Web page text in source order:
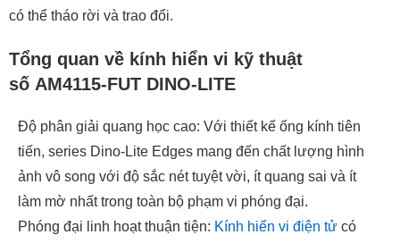
có thể tháo rời và trao đổi.
Tổng quan về kính hiển vi kỹ thuật
số AM4115-FUT DINO-LITE
Độ phân giải quang học cao: Với thiết kế ống kính tiên
tiến, series Dino-Lite Edges mang đến chất lượng hình
ảnh vô song với độ sắc nét tuyệt vời, ít quang sai và ít
làm mờ nhất trong toàn bộ phạm vi phóng đại.
Phóng đại linh hoạt thuận tiện: Kính hiển vi điện tử có